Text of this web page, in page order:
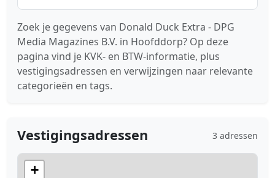
Zoek je gegevens van Donald Duck Extra - DPG
Media Magazines B.V. in Hoofddorp? Op deze
pagina vind je KVK- en BTW-informatie, plus
vestigingsadressen en verwijzingen naar relevante
categorieën en tags.
Vestigingsadressen 3 adressen
+